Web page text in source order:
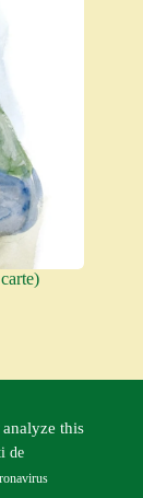
analyze this
de